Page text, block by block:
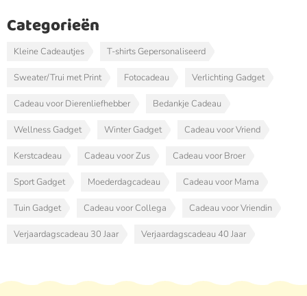
Categorieën
Kleine Cadeautjes T-shirts Gepersonaliseerd
Sweater/Trui met Print Fotocadeau Verlichting Gadget
Cadeau voor Dierenliefhebber Bedankje Cadeau
Wellness Gadget Winter Gadget Cadeau voor Vriend
Kerstcadeau Cadeau voor Zus Cadeau voor Broer
Sport Gadget Moederdagcadeau Cadeau voor Mama
Tuin Gadget Cadeau voor Collega Cadeau voor Vriendin
Verjaardagscadeau 30 Jaar Verjaardagscadeau 40 Jaar